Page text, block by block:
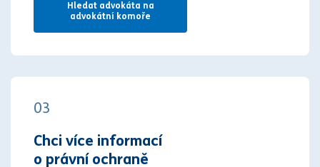
Hledat advokáta na
advokátní komoře
03
Chci více informací
o právní ochraně